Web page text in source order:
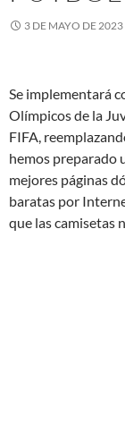
3 DE MAYO DE 2023
Se implementará
Olímpicos de la
FIFA,
hemos preparado
mejores páginas
baratas por
que las camisetas